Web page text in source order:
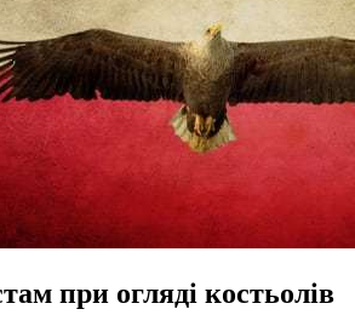
при огляді костьолів